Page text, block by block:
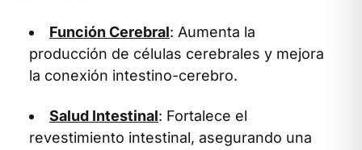
Función Cerebral: Aumenta la
producción de células cerebrales y mejora
la conexión intestino-cerebro.
Salud Intestinal: Fortalece el
revestimiento intestinal, asegurando una